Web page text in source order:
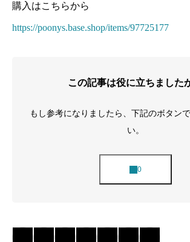
購入はこちらから
https://poonys.base.shop/items/97725177
この記事は役に立ちました
もし参考になりましたら、下記のボタン
い。